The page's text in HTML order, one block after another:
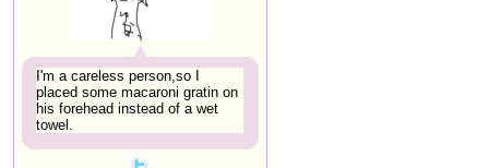
I'm a careless person,so I
placed some macaroni gratin on
his forehead instead of a wet
towel.